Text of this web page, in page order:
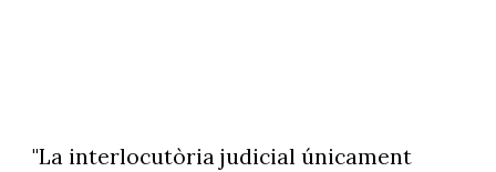
"La interlocutòria judicial únicament